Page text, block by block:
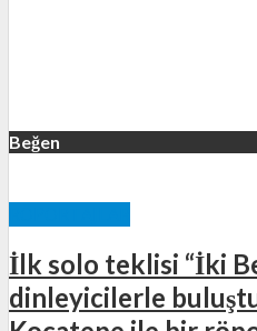
Beğen
İlk solo teklisi “İki
dinleyicilerle